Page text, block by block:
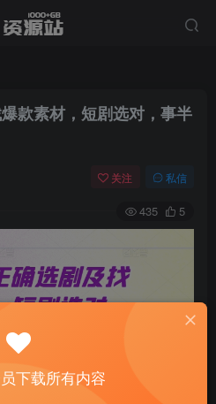
款素材，短剧选对，事半
关注 私信
435 5
下载所有内容